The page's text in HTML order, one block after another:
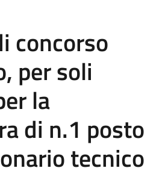
concorso
per soli
la
di n.1 posto
tecnico